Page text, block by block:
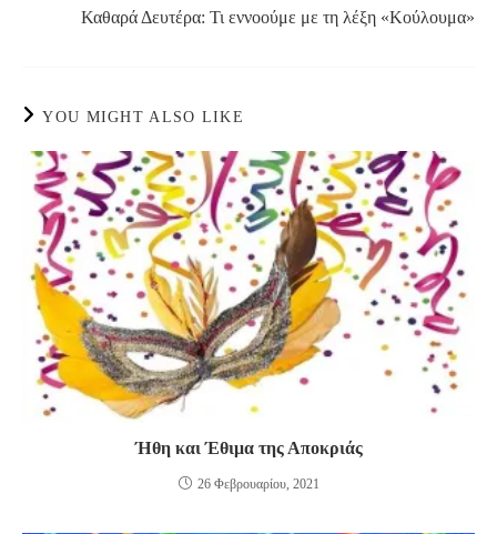
Καθαρά Δευτέρα: Τι εννοούμε με τη λέξη «Κούλουμα»
YOU MIGHT ALSO LIKE
Ήθη και Έθιμα της Αποκριάς
26 Φεβρουαρίου, 2021